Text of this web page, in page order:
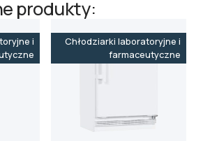
produkty:
i
Chłodziarki laboratoryjne i
farmaceutyczne